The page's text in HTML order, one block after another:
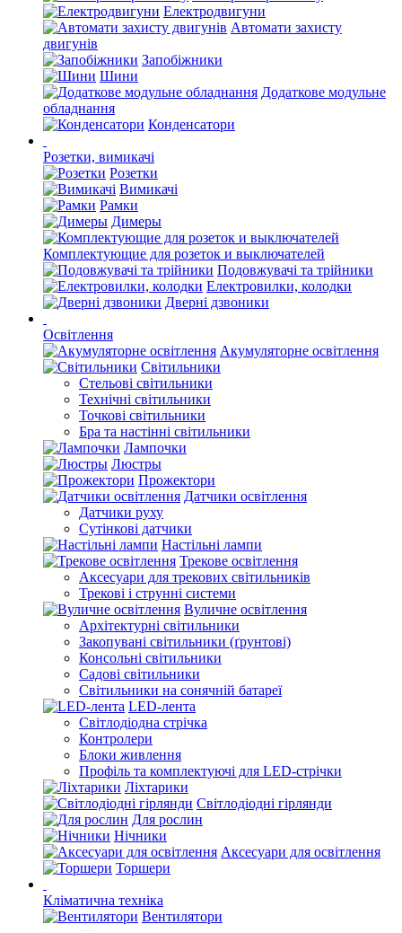
Електродвигуни
Автомати захисту
двигунів
Запобіжники
Шини
Додаткове модульне
обладнання
Конденсатори
Розетки, вимикачі
Розетки
Вимикачі
Рамки
Димеры
Комплектующие для розеток и выключателей
Подовжувачі та трійники
Електровилки, колодки
Дверні дзвоники
Освітлення
Акумуляторне освітлення
Світильники
Стельові світильники
Технічні світильники
Точкові світильники
Бра та настінні світильники
Лампочки
Люстры
Прожектори
Датчики освітлення
Датчики руху
Сутінкові датчики
Настільні лампи
Трекове освітлення
Аксесуари для трекових світильників
Трекові і струнні системи
Вуличне освітлення
Архітектурні світильники
Закопувані світильники (ґрунтові)
Консольні світильники
Садові світильники
Світильники на сонячній батареї
LED-лента
Світлодіодна стрічка
Контролери
Блоки живлення
Профіль та комплектуючі для LED-стрічки
Ліхтарики
Світлодіодні гірлянди
Для рослин
Нічники
Аксесуари для освітлення
Торшери
Кліматична техніка
Вентилятори